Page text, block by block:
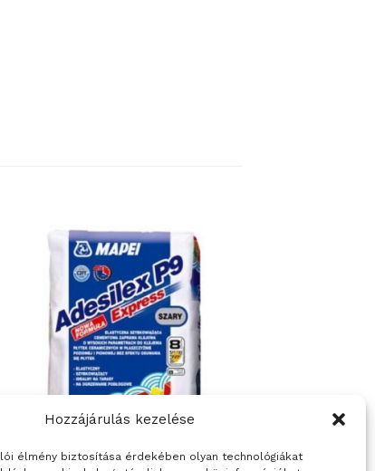
Hozzájárulás kezelése
élmény biztosítása érdekében olyan technológiákat
ÉPÍTŐANYAGOK